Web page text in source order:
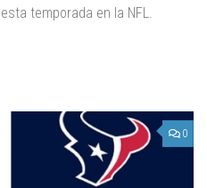
temporada en la NFL.
0